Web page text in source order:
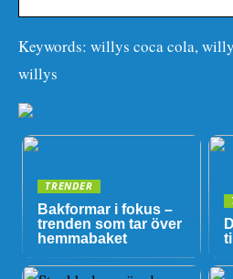
Keywords: willys coca cola,
willys
TRENDER
Bakformar i fokus –
trenden som tar över
hemmabaket